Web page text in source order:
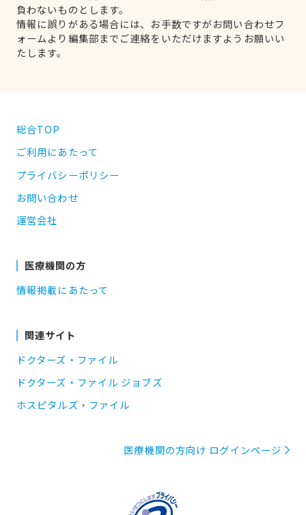
負わないものとします。
情報に誤りがある場合には、お手数ですがお問い合わせフ
ォームより編集部までご連絡をいただけますようお願いい
たします。
総合TOP
ご利用にあたって
プライバシーポリシー
お問い合わせ
運営会社
医療機関の方
情報掲載にあたって
関連サイト
ドクターズ・ファイル
ドクターズ・ファイル ジョブズ
ホスピタルズ・ファイル
医療機関の方向け ログインページ